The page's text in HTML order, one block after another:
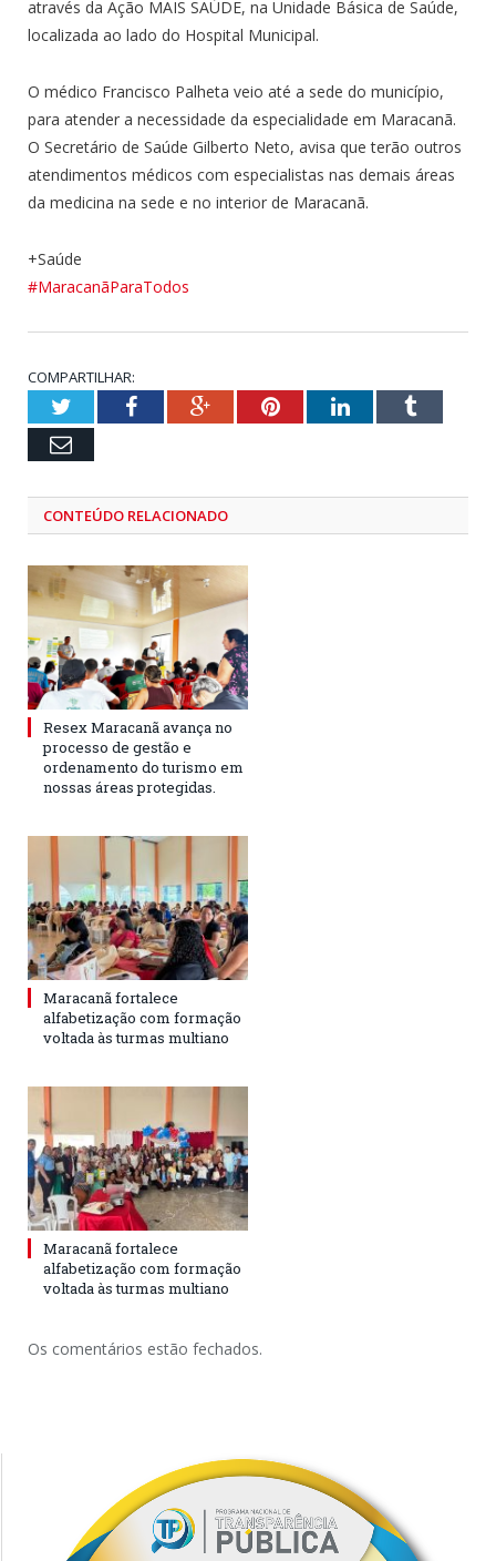
através da Ação MAIS SAÚDE, na Unidade Básica de Saúde,
localizada ao lado do Hospital Municipal.
O médico Francisco Palheta veio até a sede do município,
para atender a necessidade da especialidade em Maracanã.
O Secretário de Saúde Gilberto Neto, avisa que terão outros
atendimentos médicos com especialistas nas demais áreas
da medicina na sede e no interior de Maracanã.
+Saúde
#MaracanãParaTodos
COMPARTILHAR:
TwitterFacebookGoogle+PinterestLinkedInTumblr
Email
CONTEÚDO RELACIONADO
Resex Maracanã avança no
processo de gestão e
ordenamento do turismo em
nossas áreas protegidas.
Maracanã fortalece
alfabetização com formação
voltada às turmas multiano
Maracanã fortalece
alfabetização com formação
voltada às turmas multiano
Os comentários estão fechados.